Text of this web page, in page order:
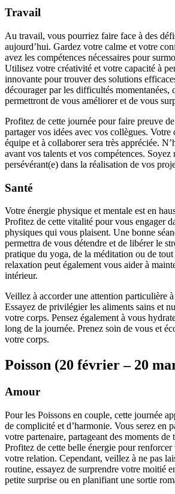
Travail
Au travail, vous pourriez faire face à des
aujourd’hui. Gardez votre calme et votre
avez les compétences nécessaires pour
Utilisez votre créativité et votre capacité à
innovante pour trouver des solutions
décourager par les difficultés momentanées,
permettront de vous améliorer et de vous
Profitez de cette journée pour faire preuve
partager vos idées avec vos collègues. Votre
équipe et à collaborer sera très appréciée.
avant vos talents et vos compétences. Soyez
persévérant(e) dans la réalisation de vos
Santé
Votre énergie physique et mentale est en
Profitez de cette vitalité pour vous engager
physiques qui vous plaisent. Une bonne
permettra de vous détendre et de libérer le
pratique du yoga, de la méditation ou de
relaxation peut également vous aider à
intérieur.
Veillez à accorder une attention particulière
Essayez de privilégier les aliments sains et
votre corps. Pensez également à vous
long de la journée. Prenez soin de vous et
votre corps.
Poisson (20 février – 20
Amour
Pour les Poissons en couple, cette journée
de complicité et d’harmonie. Vous serez en
votre partenaire, partageant des moments de
Profitez de cette belle énergie pour
votre relation. Cependant, veillez à ne pas
routine, essayez de surprendre votre moitié
petite surprise ou en planifiant une sortie